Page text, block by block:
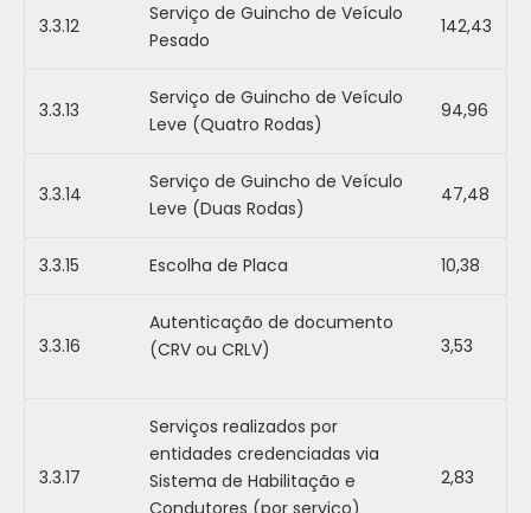
3.3.12
Serviço de Guincho de Veículo
Pesado
142,43
3.3.13
Serviço de Guincho de Veículo
Leve (Quatro Rodas)
94,96
3.3.14
Serviço de Guincho de Veículo
Leve (Duas Rodas)
47,48
3.3.15 Escolha de Placa 10,38
3.3.16
Autenticação de documento
(CRV ou CRLV)
3,53
3.3.17
Serviços realizados por
entidades credenciadas via
Sistema de Habilitação e
Condutores (por serviço)
2,83